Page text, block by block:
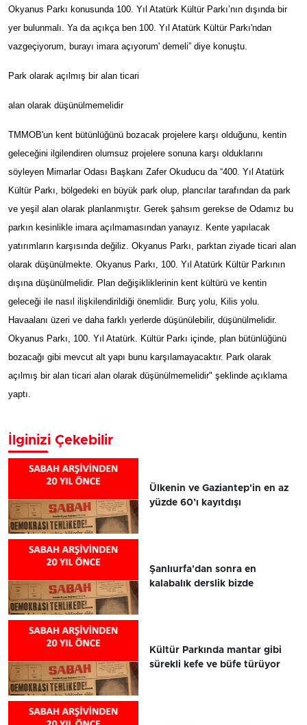
Okyanus Parkı konusunda 100. Yıl Atatürk Kültür Parkı’nın dışında bir
yer bulunmalı. Ya da açıkça ben 100. Yıl Atatürk Kültür Parkı'ndan
vazgeçiyorum, burayı imara açıyorum' demeli” diye konuştu.
Park olarak açılmış bir alan ticari
alan olarak düşünülmemelidir
TMMOB'un kent bütünlüğünü bozacak projelere karşı olduğunu, kentin
geleceğini ilgilendiren olumsuz projelere sonuna karşı olduklarını
söyleyen Mimarlar Odası Başkanı Zafer Okuducu da “400. Yıl Atatürk
Kültür Parkı, bölgedeki en büyük park olup, plancılar tarafından da park
ve yeşil alan olarak planlanmıştır. Gerek şahsım gerekse de Odamız bu
parkın kesinlikle imara açılmamasından yanayız. Kente yapılacak
yatırımların karşısında değiliz. Okyanus Parkı, parktan ziyade ticari alan
olarak düşünülmekte. Okyanus Parkı, 100. Yıl Atatürk Kültür Parkının
dışına düşünülmelidir. Plan değişikliklerinin kent kültürü ve kentin
geleceği ile nasıl ilişkilendirildiği önemlidir. Burç yolu, Kilis yolu.
Havaalanı üzeri ve daha farklı yerlerde düşünülebilir, düşünülmelidir.
Okyanus Parkı, 100. Yıl Atatürk. Kültür Parkı içinde, plan bütünlüğünü
bozacağı gibi mevcut alt yapı bunu karşılamayacaktır. Park olarak
açılmış bir alan ticari alan olarak düşünülmemelidir" şeklinde açıklama
yaptı.
İlginizi Çekebilir
Ülkenin ve Gaziantep'in en az
yüzde 60’ı kayıtdışı
Şanlıurfa'dan sonra en
kalabalık derslik bizde
Kültür Parkında mantar gibi
sürekli kefe ve büfe türüyor